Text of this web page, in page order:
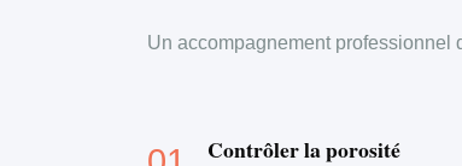
Un accompagnement professionnel
Contrôler la porosité